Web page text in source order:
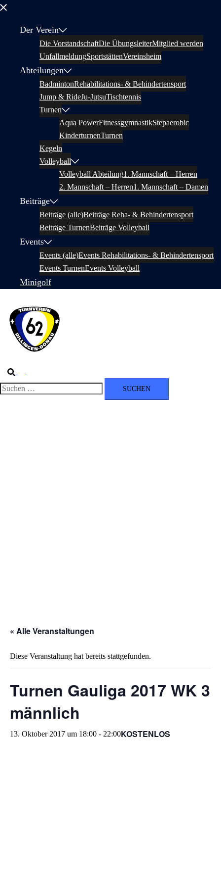
Menü
Der Verein
Die VorstandschaftDie ÜbungsleiterMitglied werden
UnfallmeldungSportstättenVereinsheim
Abteilungen
BadmintonRehabilitations- & Behindertensport
Jump & RideJu-JutsuTischtennis
Turnen
Aqua PowerFitnessgymnastikStepaerobic
KinderturnenTurnen
Kegeln
Volleyball
Volleyball Abteilung1. Mannschaft – Herren
2. Mannschaft – Herren1. Mannschaft – Damen
Beiträge
Beiträge (alle)Beiträge Reha- & Behindertensport
Beiträge TurnenBeiträge Volleyball
Events
Events (alle)Events Rehabilitations- & Behindertensport
Events TurnenEvents Volleyball
Minigolf
Suche
umschalten
Suchen
« Alle Veranstaltungen
Diese Veranstaltung hat bereits stattgefunden.
Turnen Gauliga 2017 WK 3
männlich
13. Oktober 2017 um 18:00 - 22:00KOSTENLOS